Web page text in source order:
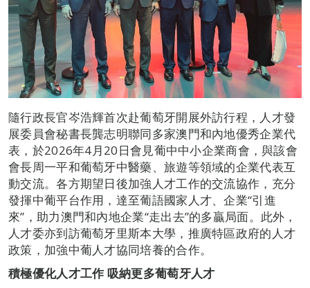
隨行政長官岑浩輝首次赴葡萄牙開展外訪行程，人才發
展委員會秘書長龔志明聯同多家澳門和內地優秀企業代
表，於2026年4月20日會見葡中中小企業商會，與該會
會長周一平和葡萄牙中醫藥、旅遊等領域的企業代表互
動交流。各方期望日後加強人才工作的交流協作，充分
發揮中葡平台作用，達至葡語國家人才、企業“引進
來”，助力澳門和內地企業“走出去”的多贏局面。此外，
人才委亦到訪葡萄牙里斯本大學，推廣特區政府的人才
政策，加強中葡人才協同培養的合作。
積極優化人才工作 吸納更多葡萄牙人才